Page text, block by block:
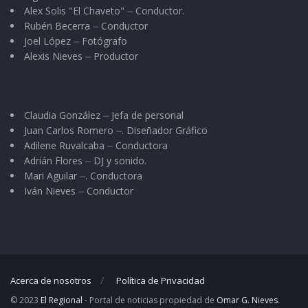
Nos fuimos metiendo a la rutina con la lluvia
negra pausada de los residuos de la caña
quemada, los estertores del chacuaco que
alarma exacta de la llegada del intendente Juan
Arias. De las mañanas del amigo y repetido
huevo revuelto con jamón o con chorizo o con
tocino y los obligatorios frijoles que no se podía
cuando al cachorrito le encantaba ser el
pasajero del carrito del mandado. El leer por la
Alex Solis "El Chaveto" ⏤ Conductor.
Rubén Becerra ⏤ Conductor
Joel López ⏤ Fotógrafo
Alexis Nieves ⏤ Productor
Claudia González ⏤ Jefa de personal
Juan Carlos Romero ⏤. Diseñador Gráfico
Adilene Ruvalcaba ⏤ Conductora
Adrián Flores ⏤ DJ y sonido.
Mari Aguilar ⏤. Conductora
Iván Nieves ⏤ Conductor
Acerca de nosotros Política de Privacidad
© 2023 El Regional - Portal de noticias propiedad de Omar G. Nieves.